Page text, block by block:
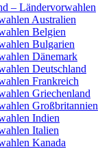
– Ländervorwahlen
Australien
Belgien
Bulgarien
Dänemark
Deutschland
Frankreich
Griechenland
Großbritannien
Indien
Italien
Kanada